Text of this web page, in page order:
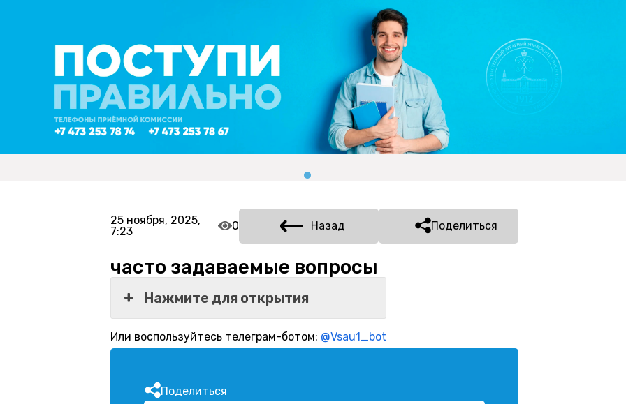
25 ноября, 2025,
7:23
0 Назад Поделиться
часто задаваемые вопросы
Нажмите для открытия
Или воспользуйтесь телеграм-ботом: @Vsau1_bot
Поделиться